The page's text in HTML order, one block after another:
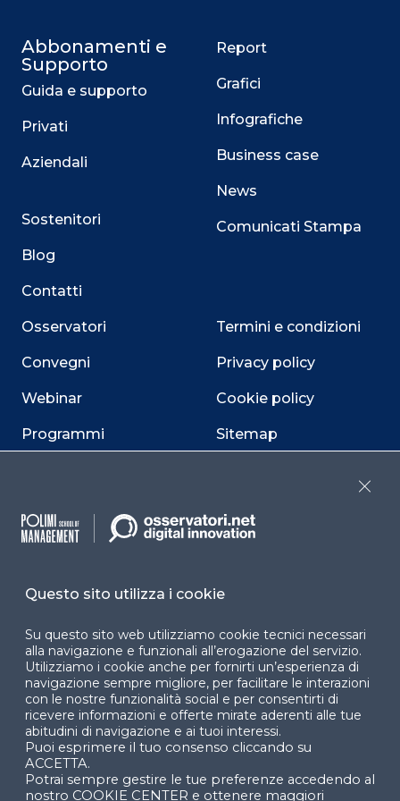
Abbonamenti e
Supporto
Guida e supporto
Privati
Aziendali
Sostenitori
Blog
Contatti
Osservatori
Convegni
Webinar
Programmi
Report
Grafici
Infografiche
Business case
News
Comunicati Stampa
Termini e condizioni
Privacy policy
Cookie policy
Sitemap
Cookie Center
YouTube X
Questo sito utilizza i cookie
Su questo sito web utilizziamo cookie tecnici necessari
alla navigazione e funzionali all’erogazione del servizio.
Utilizziamo i cookie anche per fornirti un’esperienza di
navigazione sempre migliore, per facilitare le interazioni
con le nostre funzionalità social e per consentirti di
ricevere informazioni e offerte mirate aderenti alle tue
abitudini di navigazione e ai tuoi interessi.
Puoi esprimere il tuo consenso cliccando su
ACCETTA.
Potrai sempre gestire le tue preferenze accedendo al
nostro COOKIE CENTER e ottenere maggiori